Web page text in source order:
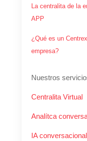
La centralita de la
APP
¿Qué es un
empresa?
Nuestros
Centralita Virtual
Analítca
IA conversacional